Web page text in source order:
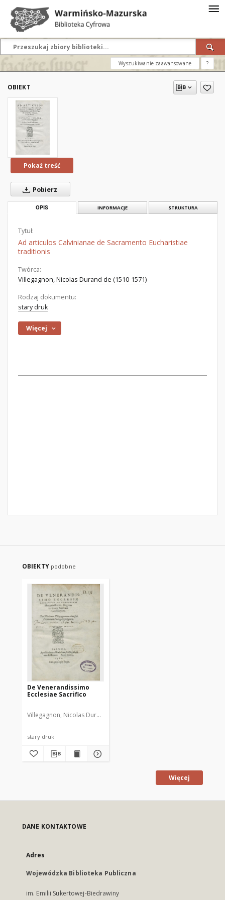
Wyszukiwanie zaawansowane ?
OBIEKT
Pokaż treść
Pobierz
OPIS INFORMACJE STRUKTURA
Tytuł:
Ad articulos Calvinianae de Sacramento Eucharistiae
traditionis
Twórca:
Villegagnon, Nicolas Durand de (1510-1571)
Rodzaj dokumentu:
stary druk
Więcej
OBIEKTY podobne
De Venerandissimo
Ecclesiae Sacrifico
Villegagnon, Nicolas Durand de (1510-1571)
stary druk
Więcej
DANE KONTAKTOWE
Adres
Wojewódzka Biblioteka Publiczna
im. Emilii Sukertowej-Biedrawiny